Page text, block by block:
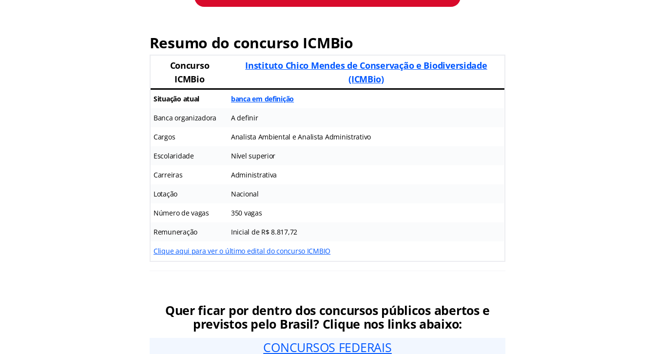
Resumo do concurso ICMBio
Concurso
ICMBio
Instituto Chico Mendes de Conservação e Biodiversidade
(ICMBio)
Situação atual banca em definição
Banca organizadora A definir
Cargos Analista Ambiental e Analista Administrativo
Escolaridade Nível superior
Carreiras Administrativa
Lotação Nacional
Número de vagas 350 vagas
Remuneração Inicial de R$ 8.817,72
Clique aqui para ver o último edital do concurso ICMBIO
Quer ficar por dentro dos concursos públicos abertos e
previstos pelo Brasil? Clique nos links abaixo:
CONCURSOS FEDERAIS